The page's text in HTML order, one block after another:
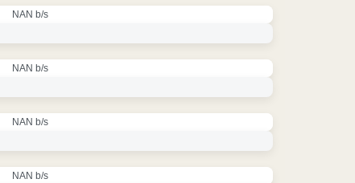
NAN b/s
NAN b/s
NAN b/s
NAN b/s